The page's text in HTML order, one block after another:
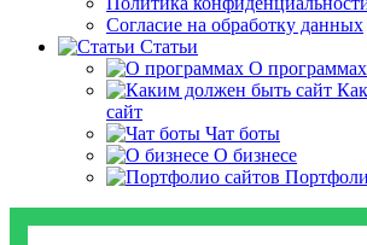
Согласие на обработку данных
Статьи
О программах
сайт
Чат боты
О бизнесе